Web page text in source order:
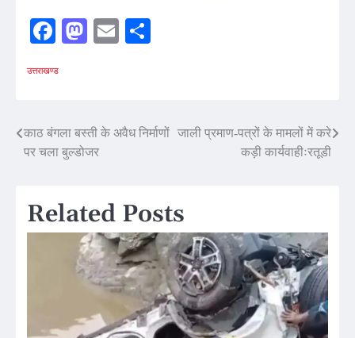
Facebook
Mastodon
Email
उत्तराखण्ड
Post
navigation
काठ बंगला बस्ती के अवैध निर्माणों
पर चला बुल्डोजर
जाली प्रमाण-पत्रों के मामलों में करे
कड़ी कार्यवाहीःरतूडी
Related Posts